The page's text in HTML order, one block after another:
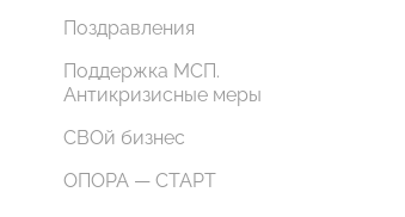
Поздравления
Поддержка МСП.
Антикризисные меры
СВОй бизнес
ОПОРА — СТАРТ